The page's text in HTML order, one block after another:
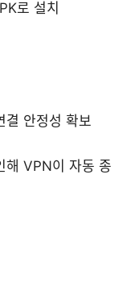
로 설치
결 안정성 확보
해 VPN이 자동 종